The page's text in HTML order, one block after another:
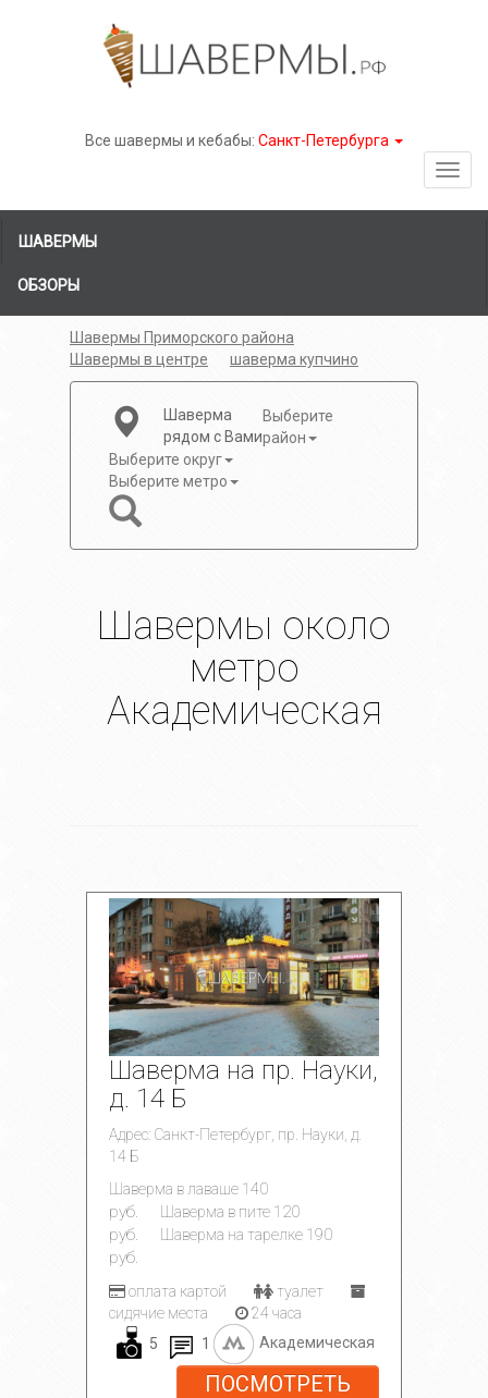
Все шавермы и кебабы: Санкт-Петербурга
ШАВЕРМЫ
ОБЗОРЫ
Шавермы Приморского района
Шавермы в центре
шаверма купчино
Шаверма
рядом с Вами
Выберите
район
Выберите округ
Выберите метро
Шавермы около
метро
Академическая
Шаверма на пр. Науки,
д. 14 Б
Адрес: Санкт-Петербург, пр. Науки, д.
14 Б
Шаверма в лаваше 140
руб.
Шаверма в пите 120
руб.
Шаверма на тарелке 190
руб.
оплата картой
туалет
сидячие места
24 часа
5
1 Академическая
ПОСМОТРЕТЬ